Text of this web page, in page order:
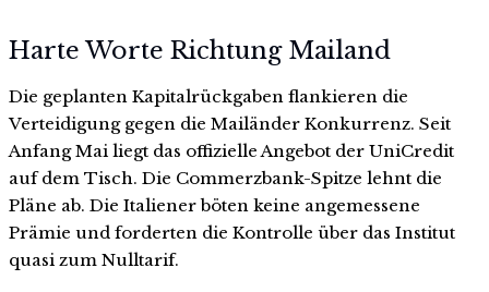
Harte Worte Richtung Mailand
Die geplanten Kapitalrückgaben flankieren die
Verteidigung gegen die Mailänder Konkurrenz. Seit
Anfang Mai liegt das offizielle Angebot der UniCredit
auf dem Tisch. Die Commerzbank-Spitze lehnt die
Pläne ab. Die Italiener böten keine angemessene
Prämie und forderten die Kontrolle über das Institut
quasi zum Nulltarif.